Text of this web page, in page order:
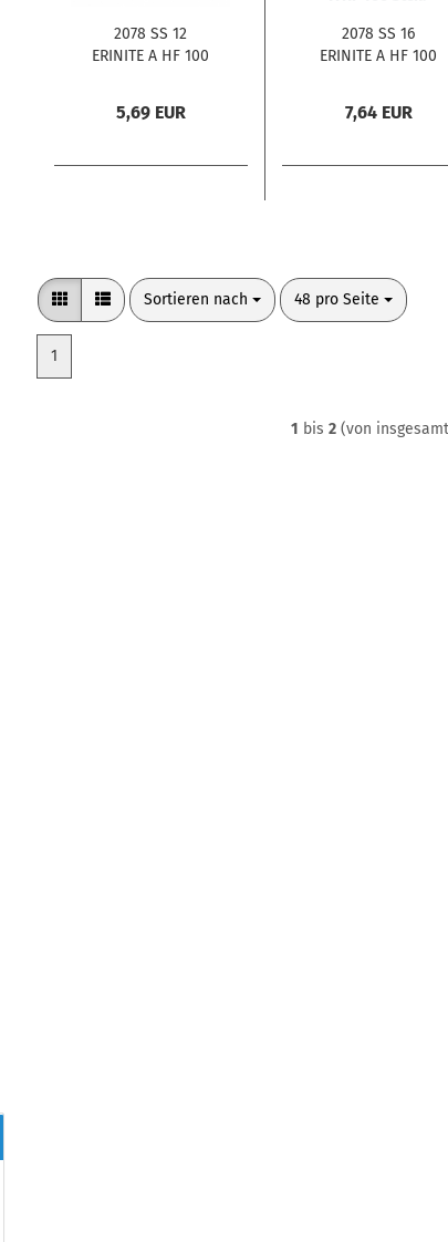
2078 SS 12
ERINITE A HF 100
5,69 EUR
2078 SS 16
ERINITE A HF 100
7,64 EUR
Sortieren nach
Sortieren nach 48 pro Seite
pro Seite
1
1 bis2 (von